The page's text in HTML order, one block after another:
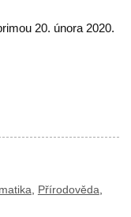
20. února 2020.
Přírodověda